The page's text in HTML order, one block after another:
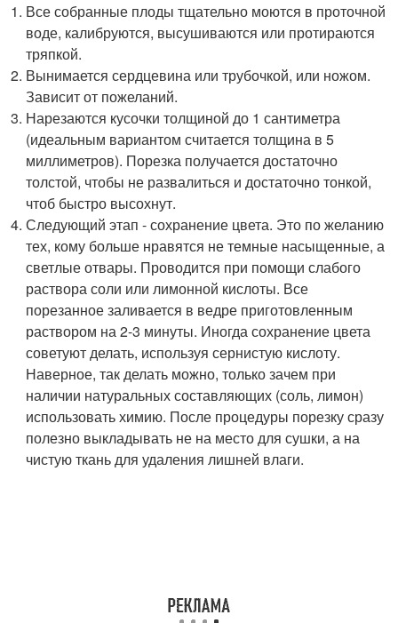
Все собранные плоды тщательно моются в проточной
воде, калибруются, высушиваются или протираются
тряпкой.
Вынимается сердцевина или трубочкой, или ножом.
Зависит от пожеланий.
Нарезаются кусочки толщиной до 1 сантиметра
(идеальным вариантом считается толщина в 5
миллиметров). Порезка получается достаточно
толстой, чтобы не развалиться и достаточно тонкой,
чтоб быстро высохнут.
Следующий этап - сохранение цвета. Это по желанию
тех, кому больше нравятся не темные насыщенные, а
светлые отвары. Проводится при помощи слабого
раствора соли или лимонной кислоты. Все
порезанное заливается в ведре приготовленным
раствором на 2-3 минуты. Иногда сохранение цвета
советуют делать, используя сернистую кислоту.
Наверное, так делать можно, только зачем при
наличии натуральных составляющих (соль, лимон)
использовать химию. После процедуры порезку сразу
полезно выкладывать не на место для сушки, а на
чистую ткань для удаления лишней влаги.